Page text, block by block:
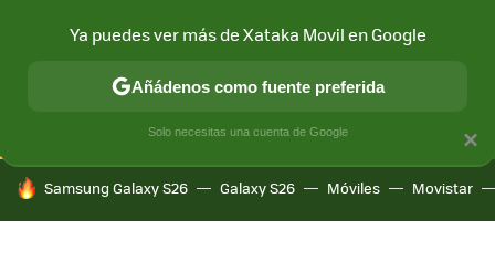
CONECTIVIDAD MÓVIL Y SOCIEDAD APLICACIONES
HOY SE HABLA DE
Samsung Galaxy S26 Galaxy S26 Móviles Movistar
×
Ya puedes ver más de Xataka Movil en Google
Añádenos como fuente preferida
Solo necesitas una cuenta de Google